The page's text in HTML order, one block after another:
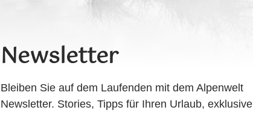
Newsletter
Bleiben Sie auf dem Laufenden mit dem Alpenwelt
Newsletter. Stories, Tipps für Ihren Urlaub, exklusive